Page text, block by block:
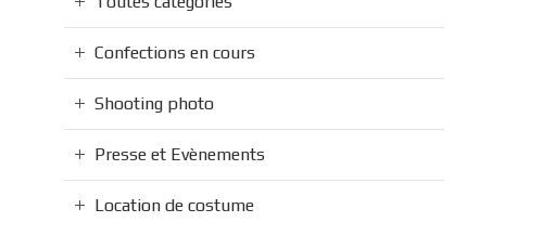
Confections en cours
Shooting photo
Presse et Evènements
Location de costume